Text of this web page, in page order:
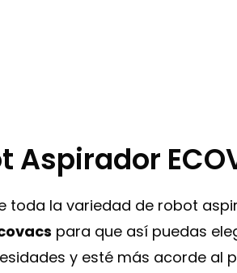
Aspirador
toda la variedad de robot
para que así puedas
y esté más acorde al